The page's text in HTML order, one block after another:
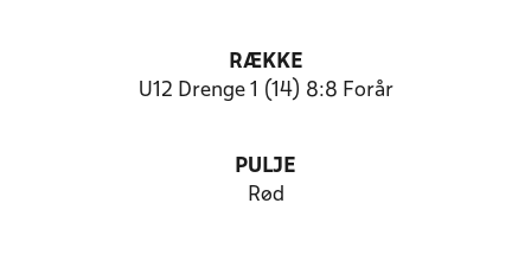
RÆKKE
U12 Drenge 1 (14) 8:8 Forår
PULJE
Rød